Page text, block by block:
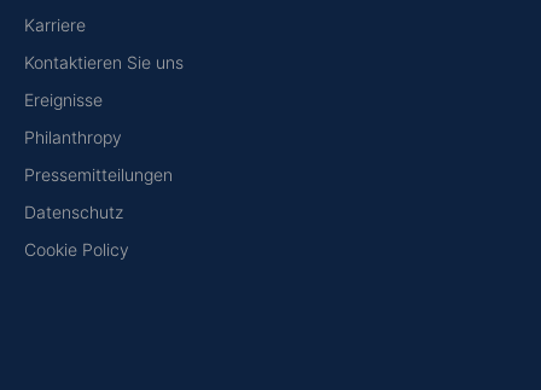
Karriere
Kontaktieren Sie uns
Ereignisse
Philanthropy
Pressemitteilungen
Datenschutz
Cookie Policy